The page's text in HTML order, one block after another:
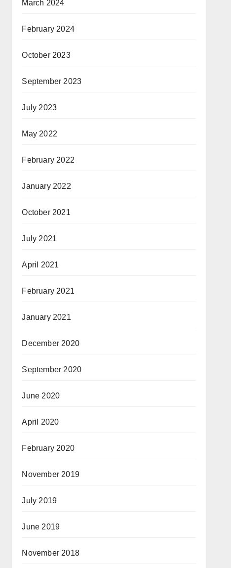
March 2024
February 2024
October 2023
September 2023
July 2023
May 2022
February 2022
January 2022
October 2021
July 2021
April 2021
February 2021
January 2021
December 2020
September 2020
June 2020
April 2020
February 2020
November 2019
July 2019
June 2019
November 2018